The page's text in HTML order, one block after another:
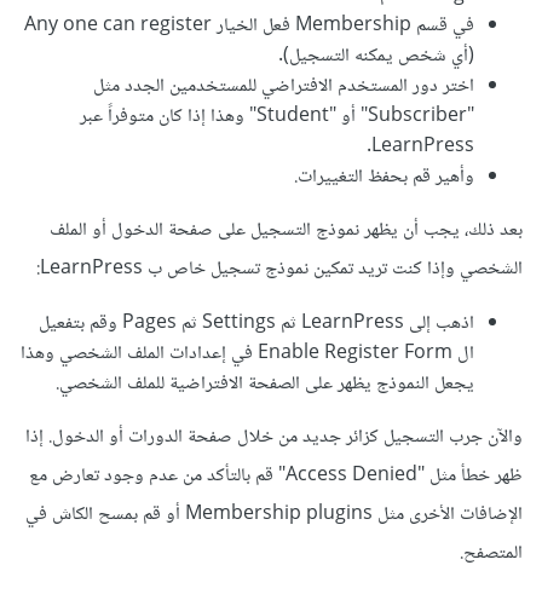
في قسم Membership فعل الخيار Any one can register
(أي شخص يمكنه التسجيل).
اختر دور المستخدم الافتراضي للمستخدمين الجدد مثل
"Subscriber" أو "Student" وهذا إذا كان متوفراً عبر
LearnPress.
وأهير قم بحفظ التغييرات.
بعد ذلك، يجب أن يظهر نموذج التسجيل على صفحة الدخول أو الملف
الشخصي وإذا كنت تريد تمكين نموذج تسجيل خاص ب LearnPress:
اذهب إلى LearnPress ثم Settings ثم Pages وقم بتفعيل
ال Enable Register Form في إعدادات الملف الشخصي وهذا
يجعل النموذج يظهر على الصفحة الافتراضية للملف الشخصي.
والآن جرب التسجيل كزائر جديد من خلال صفحة الدورات أو الدخول. إذا
ظهر خطأ مثل "Access Denied" قم بالتأكد من عدم وجود تعارض مع
الإضافات الأخرى مثل Membership plugins أو قم بمسح الكاش في
المتصفح.